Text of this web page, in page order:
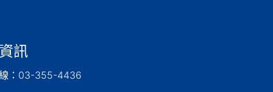
訊
：03-355-4436